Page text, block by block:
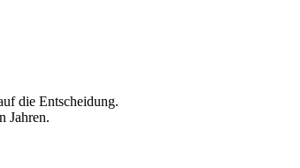
die Entscheidung.
Jahren.